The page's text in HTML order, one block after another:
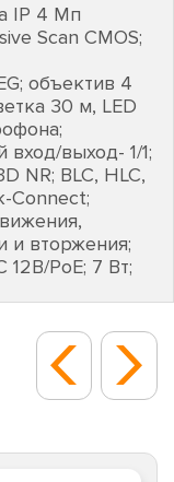
IP 4 Мп
Scan CMOS;
объектив 4
30 м, LED
вход/выход- 1/1;
NR; BLC, HLC,
Connect;
и вторжения;
PoE; 7 Вт;